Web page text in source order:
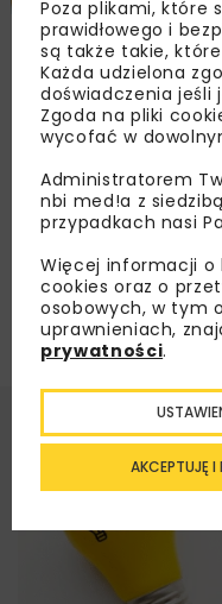
Pożyczka z
Cieplnej w
Poza plikami, które
prawidłowego i
są także takie,
Każda udzielona
doświadczenia jeśli
Zgoda na pliki
wycofać w
Administratorem
nbi med!a z
przypadkach nasi
Więcej informacji o
cookies oraz o
osobowych, w tym
uprawnieniach,
prywatności.
AKCEPTUJĘ I